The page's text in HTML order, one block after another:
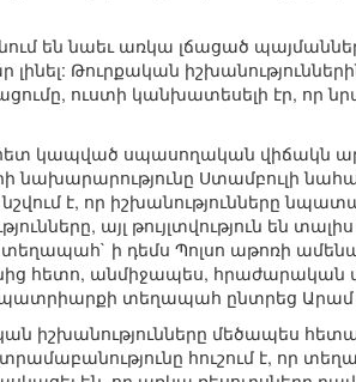
են նաեւ առկա լճացած
Թուրքական
ուստի կանխատեսելի էր, որ
կապված սպասողական վիճակն
նախարարությունը Ստամբուլի
է, որ իշխանությունները
այլ թույլտվություն են
ի դեմս Պոլսո աթոռի
հետո, անմիջապես, հրաժարական
տեղապահ ընտրեց Արամ
իշխանությունները մեծապես
հուշում է, որ